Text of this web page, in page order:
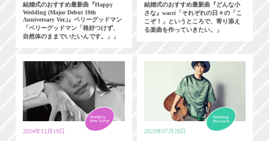
結婚式のおすすめ最新曲『Happy
Wedding (Major Debut 10th
Anniversary Ver.)』ベリーグッドマン
「ベリーグッドマン「格好つけず、
自然体のままでいたいんです。」」
結婚式のおすすめ最新曲『どんな小
さな』wacci「それぞれの日々の「こ
こぞ！」というところで、寄り添え
る楽曲を作っていきたい。」
2024年12月19日 2023年07月28日